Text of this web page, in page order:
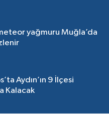
yağmuru Muğla’da
Aydın’ın 9 İlçesi
Kalacak